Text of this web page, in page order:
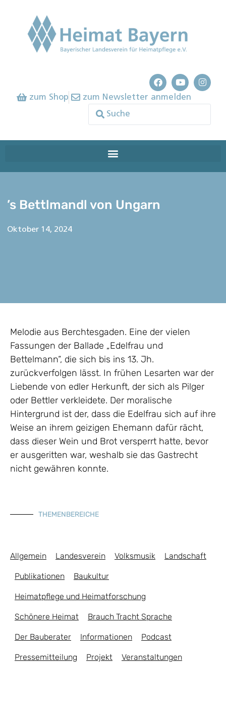
zum Shop zum Newsletter anmelden
’s Bettlmandl von Ungarn
Oktober 14, 2024
Melodie aus Berchtesgaden. Eine der vielen
Fassungen der Ballade „Edelfrau und
Bettelmann“, die sich bis ins 13. Jh.
zurückverfolgen lässt. In frühen Lesarten war der
Liebende von edler Herkunft, der sich als Pilger
oder Bettler verkleidete. Der moralische
Hintergrund ist der, dass die Edelfrau sich auf ihre
Weise an ihrem geizigen Ehemann dafür rächt,
dass dieser Wein und Brot versperrt hatte, bevor
er ausgeritten war, weshalb sie das Gastrecht
nicht gewähren konnte.
THEMENBEREICHE
Allgemein Landesverein Volksmusik Landschaft
Publikationen Baukultur
Heimatpflege und Heimatforschung
Schönere Heimat Brauch Tracht Sprache
Der Bauberater Informationen Podcast
Pressemitteilung Projekt Veranstaltungen